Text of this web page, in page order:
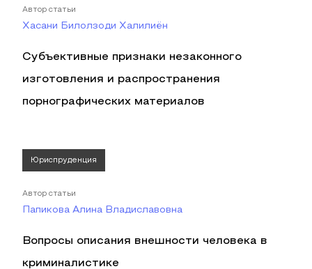
Автор статьи
Хасани Билолзоди Халилиён
Субъективные признаки незаконного
изготовления и распространения
порнографических материалов
Юриспруденция
Автор статьи
Папикова Алина Владиславовна
Вопросы описания внешности человека в
криминалистике